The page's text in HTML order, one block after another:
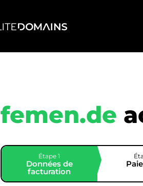
femen.de
Étape 1
Données de
facturation